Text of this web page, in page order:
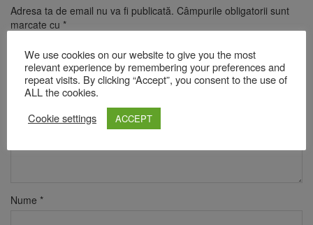
Adresa ta de email nu va fi publicată. Câmpurile obligatorii sunt
marcate cu *
Nume *
We use cookies on our website to give you the most
relevant experience by remembering your preferences and
repeat visits. By clicking “Accept”, you consent to the use of
ALL the cookies.
Cookie settings
ACCEPT